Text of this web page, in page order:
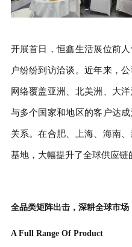
开展首日，恒鑫生活展位前
户纷纷到访洽谈。近年来，
网络覆盖亚洲、北美洲、大
与多个国家和地区的客户达
关系。在合肥、上海、海南
基地，大幅提升了全球供应链
全品类矩阵出击，深耕全球市场
A Full Range Of Product